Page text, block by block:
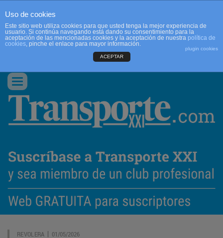
CONTACTO
Conmutar
navegación
REVOLERA | 01/05/2026
Uso de cookies
Este sitio web utiliza cookies para que usted tenga la mejor experiencia de
usuario. Si continúa navegando está dando su consentimiento para la
aceptación de las mencionadas cookies y la aceptación de nuestra política de
cookies, pinche el enlace para mayor información.
plugin cookies
ACEPTAR